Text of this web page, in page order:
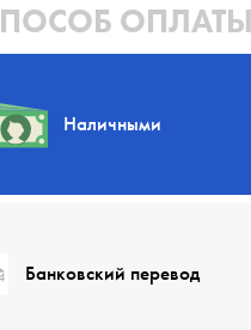
ОПЛАТЫ
Наличными
Банковский перевод